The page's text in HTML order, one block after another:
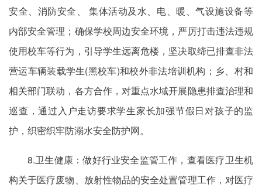
安全、消防安全、 集体活动及水、电、暖、气设施设备等
内部安全管理；确保学校周边安全环境，严厉打击违法违规
使用校车等行为，引导学生远离危楼，坚决取缔已排查非法
营运车辆装载学生(黑校车)和校外非法培训机构；乡、村和
相关部门联动，各方合作，对重点水域开展隐患排查治理和
巡查，通过入户走访要求学生家长加强节假日对孩子的监
护，织密织牢防溺水安全防护网。
8.卫生健康：做好行业安全监管工作，查看医疗卫生机
构关于医疗废物、放射性物品的安全处置管理工作，对医疗